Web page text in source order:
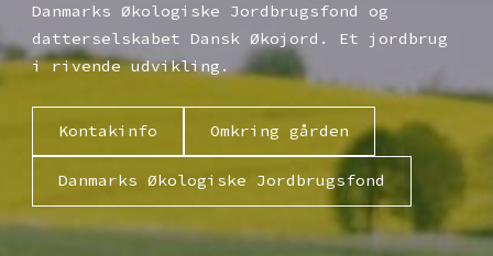
Danmarks Økologiske Jordbrugsfond og
datterselskabet Dansk Økojord. Et jordbrug
i rivende udvikling.
Kontakinfo Omkring gården
Danmarks Økologiske Jordbrugsfond